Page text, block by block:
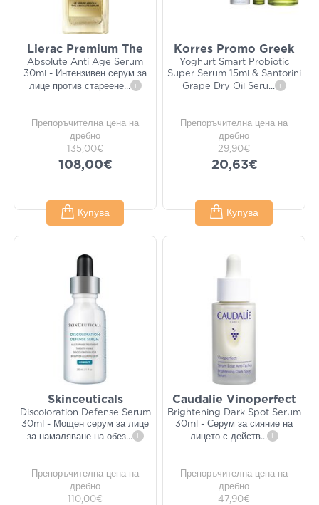
Lierac Premium The
Absolute Anti Age Serum
30ml - Интензивен серум за
лице против стареене... i
Препоръчителна цена на
дребно
135,00€
108,00€
Купува
Korres Promo Greek
Yoghurt Smart Probiotic
Super Serum 15ml & Santorini
Grape Dry Oil Seru... i
Препоръчителна цена на
дребно
29,90€
20,63€
Купува
Skinceuticals
Discoloration Defense Serum
30ml - Мощен серум за лице
за намаляване на обез... i
Препоръчителна цена на
дребно
110,00€
Caudalie Vinoperfect
Brightening Dark Spot Serum
30ml - Серум за сияние на
лицето с действ... i
Препоръчителна цена на
дребно
47,90€